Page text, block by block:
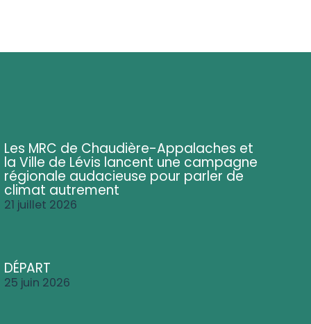
Les MRC de Chaudière-Appalaches et
la Ville de Lévis lancent une campagne
régionale audacieuse pour parler de
climat autrement
21 juillet 2026
DÉPART
25 juin 2026